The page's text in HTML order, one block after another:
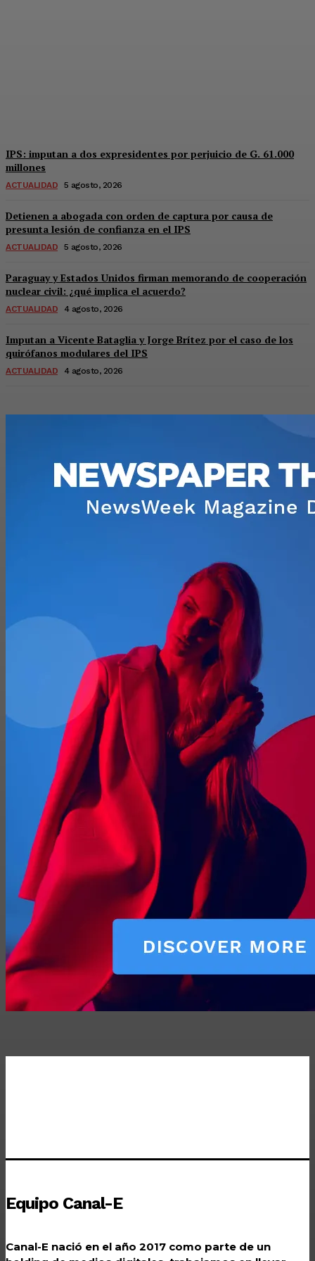
IPS: imputan a dos expresidentes por perjuicio de G. 61.000
millones
ACTUALIDAD 5 agosto, 2026
Detienen a abogada con orden de captura por causa de
presunta lesión de confianza en el IPS
ACTUALIDAD 5 agosto, 2026
Paraguay y Estados Unidos firman memorando de cooperación
nuclear civil: ¿qué implica el acuerdo?
ACTUALIDAD 4 agosto, 2026
Imputan a Vicente Bataglia y Jorge Brítez por el caso de los
quirófanos modulares del IPS
ACTUALIDAD 4 agosto, 2026
Equipo Canal-E
Canal-E nació en el año 2017 como parte de un